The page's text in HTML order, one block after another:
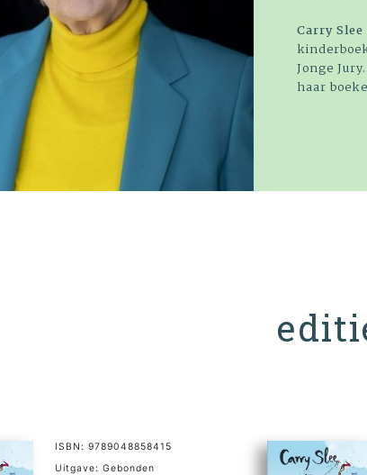
Carry Slee
Jonge
haar
ISBN: 9789048858415
Uitgave: Gebonden